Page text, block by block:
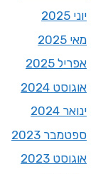
יוני 2025
מאי 2025
אפריל 2025
אוגוסט 2024
ינואר 2024
ספטמבר 2023
אוגוסט 2023